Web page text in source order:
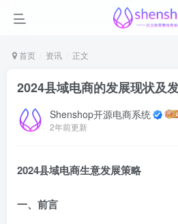
首页 资讯 正文
2024县域电商的发展现状及
Shenshop开源电商系统
2年前更新
2024县域电商生意发展策略
一、前言